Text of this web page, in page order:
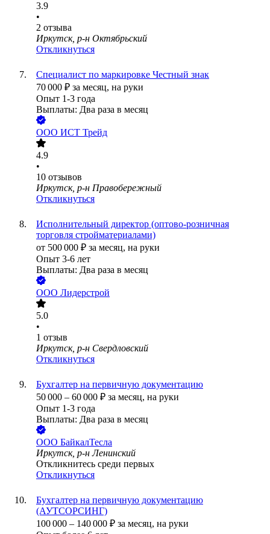
3.9
•
2 отзыва
Иркутск, р-н Октябрьский
Откликнуться
Специалист по маркировке Честный знак
70 000 ₽ за месяц, на руки
Опыт 1-3 года
Выплаты: Два раза в месяц
ООО ИСТ Трейд
4.9
•
10 отзывов
Иркутск, р-н Правобережный
Откликнуться
Исполнительный директор (оптово-розничная
торговля стройматериалами)
от 500 000 ₽ за месяц, на руки
Опыт 3-6 лет
Выплаты: Два раза в месяц
ООО Лидерстрой
5.0
•
1 отзыв
Иркутск, р-н Свердловский
Откликнуться
Бухгалтер на первичную документацию
50 000 – 60 000 ₽ за месяц, на руки
Опыт 1-3 года
Выплаты: Два раза в месяц
ООО БайкалТесла
Иркутск, р-н Ленинский
Откликнитесь среди первых
Откликнуться
Бухгалтер на первичную документацию
(АУТСОРСИНГ)
100 000 – 140 000 ₽ за месяц, на руки